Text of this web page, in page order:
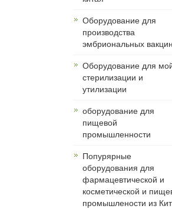
Оборудование для
производства
эмбриональных вакцин
Оборудование для
стерилизации и
утилизации
оборудование для
пищевой
промышленности
Попурярные
оборудования для
фармацевтической и
косметической и
промышлености из